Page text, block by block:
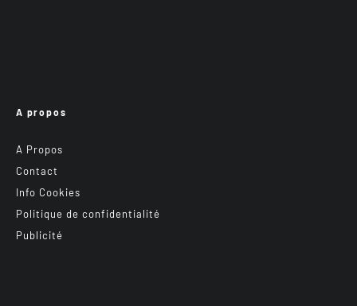
A propos
A Propos
Contact
Info Cookies
Politique de confidentialité
Publicité